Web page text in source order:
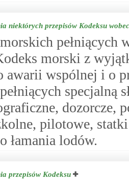
niektórych przepisów Kodeksu
pełniących
morski z
awarii wspólnej i o
specjalną
dozorcze,
pilotowe,
łamania lodów.
przepisów Kodeksu